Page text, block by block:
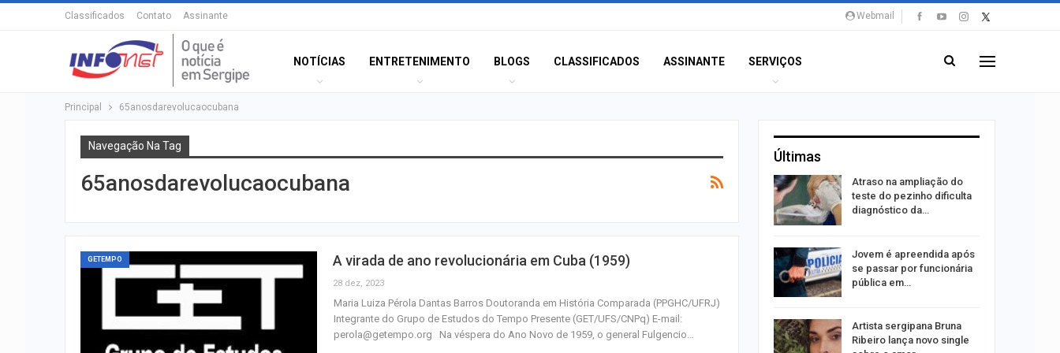
Webmail
Classificados Contato Assinante
NOTÍCIAS ENTRETENIMENTO BLOGS CLASSIFICADOS ASSINANTE SERVIÇOS
Principal 65anosdarevolucaocubana
Navegação Na Tag
65anosdarevolucaocubana
GETEMPO A virada de ano revolucionária em Cuba (1959)
28 dez, 2023
Maria Luiza Pérola Dantas Barros Doutoranda em História Comparada (PPGHC/UFRJ)
Integrante do Grupo de Estudos do Tempo Presente (GET/UFS/CNPq) E-mail:
perola@getempo.org Na véspera do Ano Novo de 1959, o general Fulgencio…
Últimas
Aposta de Aracaju acerta
quina da Mega-Sena e leva
SENAI Sergipe abre
inscrições para 75 vagas
Atraso na ampliação do
teste do pezinho dificulta
diagnóstico da…
Jovem é apreendida após
se passar por funcionária
pública em…
Artista sergipana Bruna
Ribeiro lança novo single